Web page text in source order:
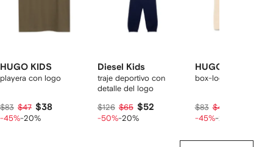
HUGO KIDS
playera con logo
$83 $47 $38
-45%-20%
Diesel Kids
traje deportivo con
detalle del logo
$126 $65 $52
-50%-20%
HUGO KIDS
box-logo cotton T-
$83 $47
-45%-20%